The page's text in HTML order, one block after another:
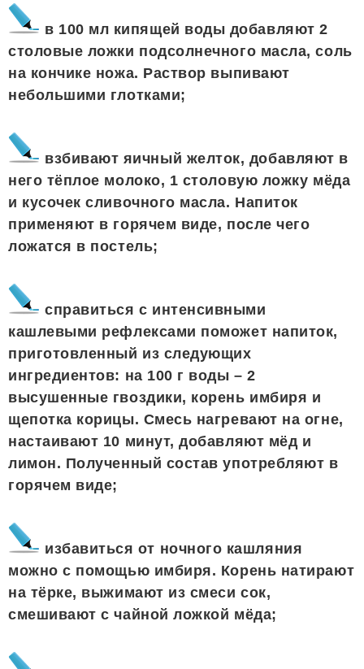
в 100 мл кипящей воды добавляют 2
столовые ложки подсолнечного масла, соль
на кончике ножа. Раствор выпивают
небольшими глотками;
взбивают яичный желток, добавляют в
него тёплое молоко, 1 столовую ложку мёда
и кусочек сливочного масла. Напиток
применяют в горячем виде, после чего
ложатся в постель;
справиться с интенсивными
кашлевыми рефлексами поможет напиток,
приготовленный из следующих
ингредиентов: на 100 г воды – 2
высушенные гвоздики, корень имбиря и
щепотка корицы. Смесь нагревают на огне,
настаивают 10 минут, добавляют мёд и
лимон. Полученный состав употребляют в
горячем виде;
избавиться от ночного кашляния
можно с помощью имбиря. Корень натирают
на тёрке, выжимают из смеси сок,
смешивают с чайной ложкой мёда;